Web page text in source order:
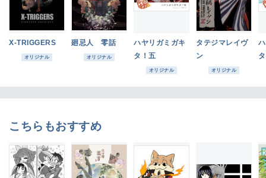
X-TRIGGERS
オリジナル
廻忌人 零話
オリジナル
ハヤリガミガキ
タ！五
オリジナル
タテジマレイヴ
ン
オリジナル
こちらもおすすめ